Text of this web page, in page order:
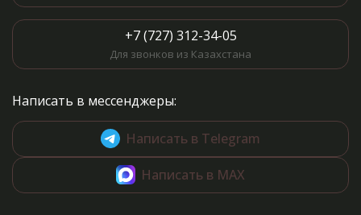
+7 (727) 312-34-05
Для звонков из Казахстана
Написать в мессенджеры:
Написать в Telegram
Написать в MAX